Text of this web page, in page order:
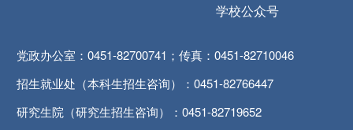
学校公众号
党政办公室：0451-82700741；传真：0451-82710046
招生就业处（本科生招生咨询）：0451-82766447
研究生院（研究生招生咨询）：0451-82719652